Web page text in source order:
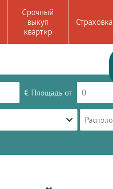
Срочный
выкуп
квартир
Страховка
€ Площадь от